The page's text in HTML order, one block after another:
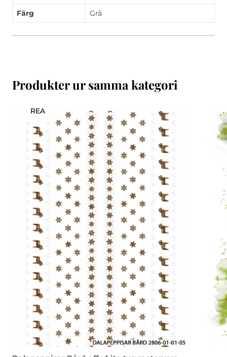
Färg Grå
Produkter ur samma kategori
REA